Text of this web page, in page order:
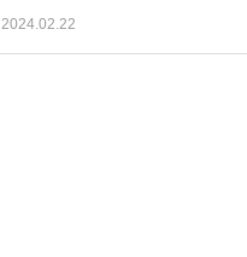
2024.02.22